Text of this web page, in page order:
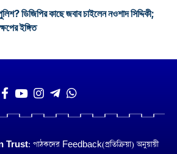
ডিজিপির কাছে জবাব চাইলেন নওশাদ সিদ্দিকী;
ইঙ্গিত
Trust: পাঠকদের Feedback(প্রতিক্রিয়া) অনুয়ায়ী